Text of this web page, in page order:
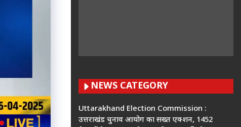
NEWS CATEGORY
Uttarakhand Election Commission :
उत्तराखंड चुनाव आयोग का सख्त एक्शन, 1452